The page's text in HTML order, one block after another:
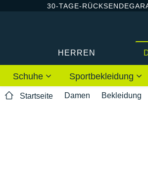
30-TAGE-
HERREN
Schuhe Sportbekleidung
Startseite Damen Bekleidung